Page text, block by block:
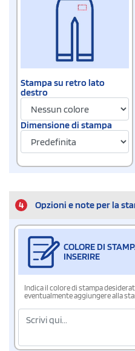
Stampa su retro lato
destro
Dimensione di stampa
4 Opzioni e note per la
COLORE DI
INSERIRE
Indica il colore di stampa
eventualmente aggiungere alla